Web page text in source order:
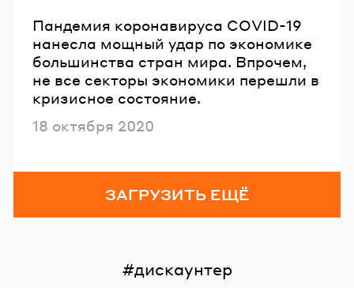
Пандемия коронавируса COVID-19
нанесла мощный удар по экономике
большинства стран мира. Впрочем,
не все секторы экономики перешли в
кризисное состояние.
Опубликовано
18 октября 2020
ЗАГРУЗИТЬ ЕЩЁ
дискаунтер